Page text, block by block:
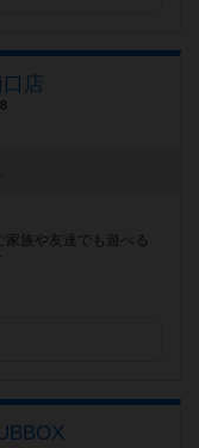
店
家族や友達でも遊べる